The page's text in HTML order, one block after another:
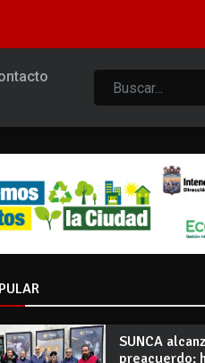
SUNCA
preacuerdo: